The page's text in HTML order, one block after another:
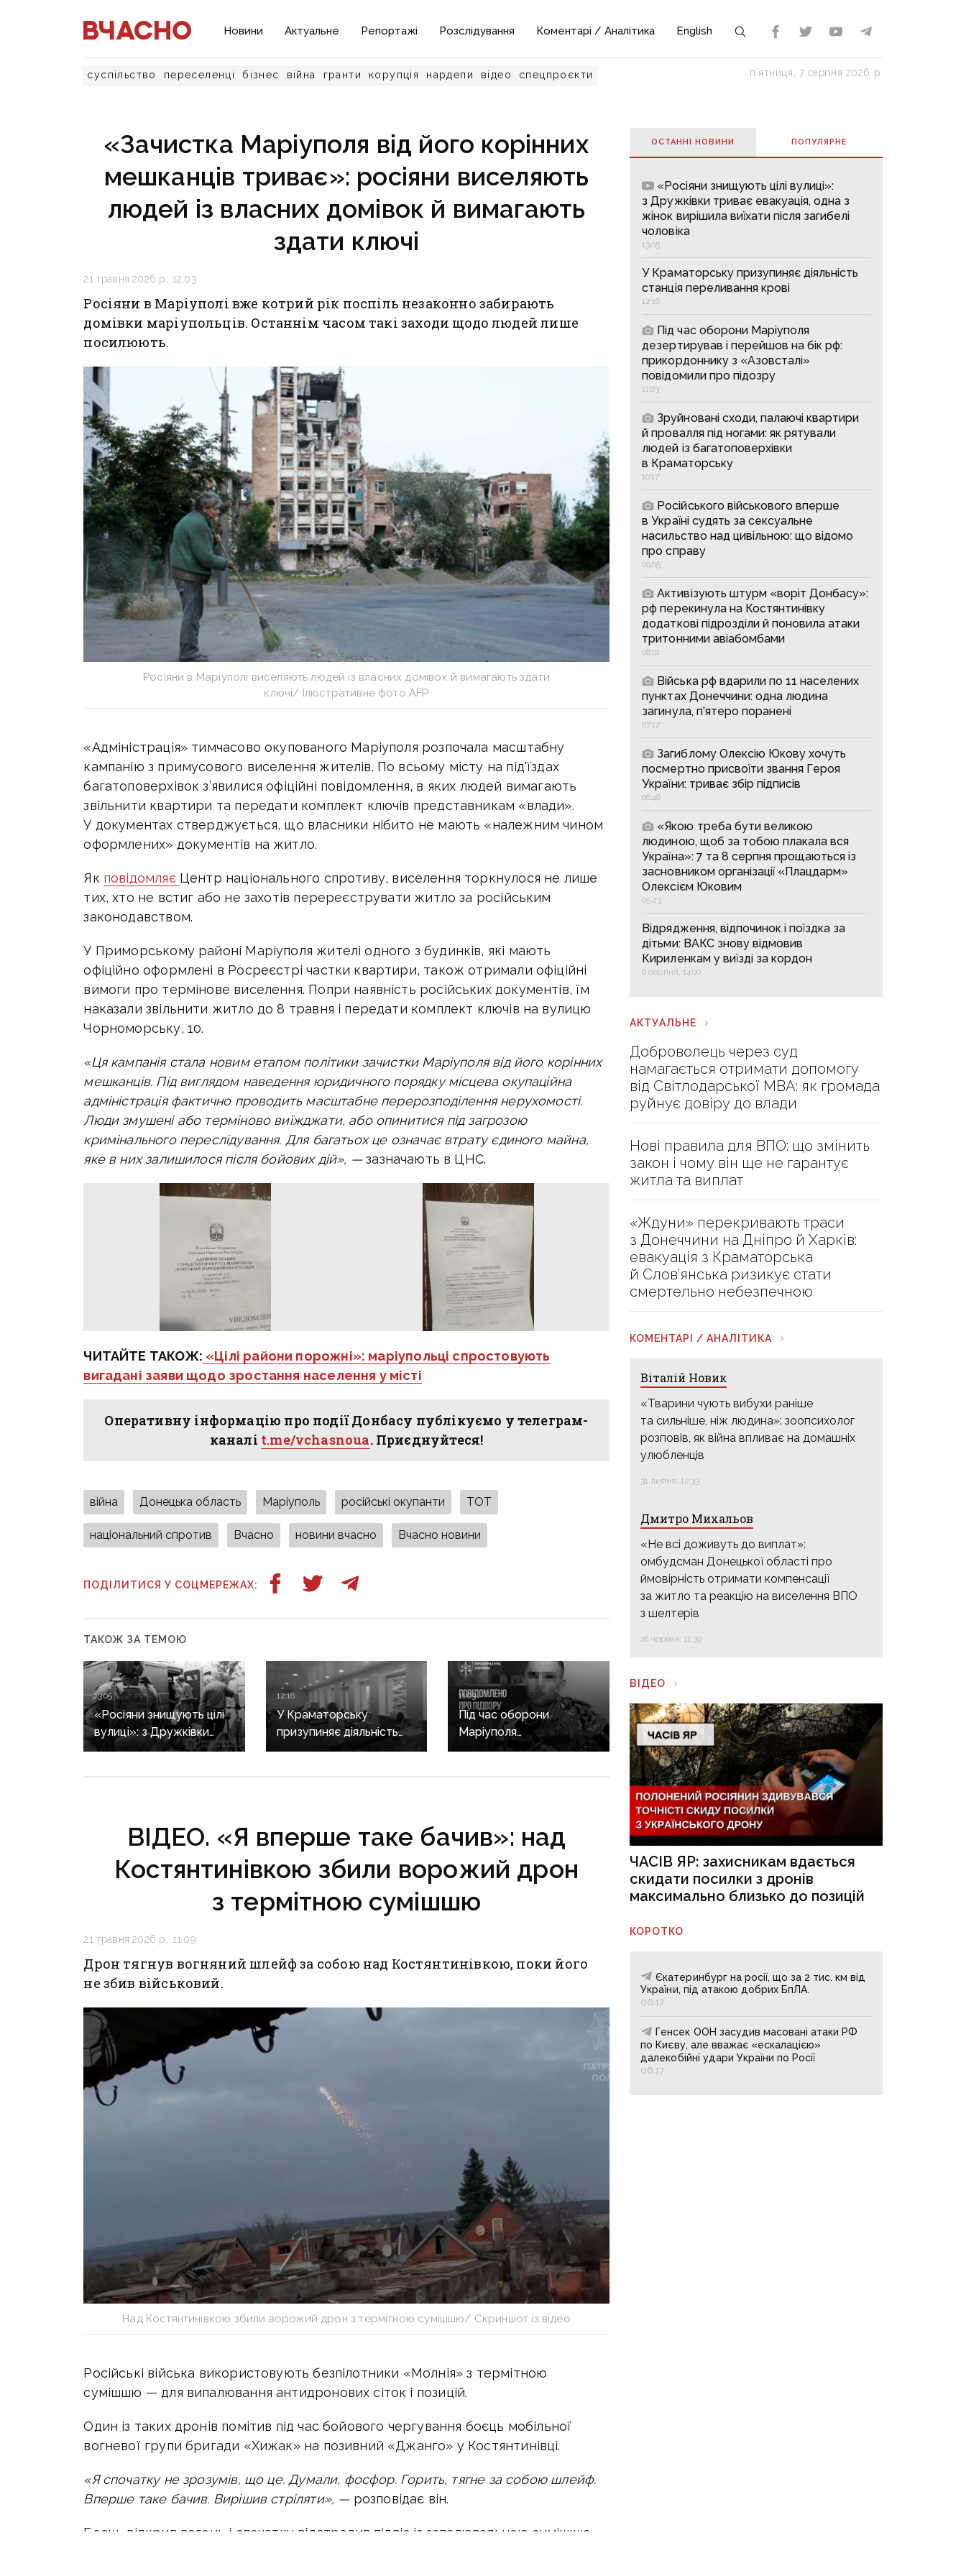
Новини Актуальне Репортажі Розслідування Коментарі / Аналітика English
суспільство переселенці бізнес війна гранти корупція нардепи відео спецпроєкти пʼятниця, 7 серпня 2026 р.
«Зачистка Маріуполя від його корінних
мешканців триває»: росіяни виселяють
людей із власних домівок й вимагають
здати ключі
21 травня 2026 р., 12:03
Росіяни в Маріуполі вже котрий рік поспіль незаконно забирають
домівки маріупольців. Останнім часом такі заходи щодо людей лише
посилюють.
Росіяни в Маріуполі виселяють людей із власних домівок й вимагають здати
ключі/ Ілюстративне фото AFP
«Адміністрація» тимчасово окупованого Маріуполя розпочала масштабну
кампанію з примусового виселення жителів. По всьому місту на під'їздах
багатоповерхівок з’явилися офіційні повідомлення, в яких людей вимагають
звільнити квартири та передати комплект ключів представникам «влади».
У документах стверджується, що власники нібито не мають «належним чином
оформлених» документів на житло.
Як повідомляє Центр національного спротиву, виселення торкнулося не лише
тих, хто не встиг або не захотів перереєструвати житло за російським
законодавством.
У Приморському районі Маріуполя жителі одного з будинків, які мають
офіційно оформлені в Росреєстрі частки квартири, також отримали офіційні
вимоги про термінове виселення. Попри наявність російських документів, їм
наказали звільнити житло до 8 травня і передати комплект ключів на вулицю
Чорноморську, 10.
«Ця кампанія стала новим етапом політики зачистки Маріуполя від його корінних
мешканців. Під виглядом наведення юридичного порядку місцева окупаційна
адміністрація фактично проводить масштабне перерозподілення нерухомості.
Люди змушені або терміново виїжджати, або опинитися під загрозою
кримінального переслідування. Для багатьох це означає втрату єдиного майна,
яке в них залишилося після бойових дій», —зазначають в ЦНС.
ЧИТАЙТЕ ТАКОЖ: «Цілі райони порожні»: маріупольці спростовують
вигадані заяви щодо зростання населення у місті
Оперативну інформацію про події Донбасу публікуємо у телеграм-
каналі t.me/vchasnoua. Приєднуйтеся!
війна Донецька область Маріуполь російські окупанти ТОТ
національний спротив Вчасно новини вчасно Вчасно новини
ПОДІЛИТИСЯ У СОЦМЕРЕЖАХ:
ТАКОЖ ЗА ТЕМОЮ
13:05
«Росіяни знищують цілі
вулиці»: з Дружківки
триває евакуація, одна з
12:16
У Краматорську
призупиняє діяльність
станція переливання
11:03
Під час оборони
Маріуполя
дезертирував і
ВІДЕО. «Я вперше таке бачив»: над
Костянтинівкою збили ворожий дрон
з термітною сумішшю
21 травня 2026 р., 11:09
Дрон тягнув вогняний шлейф за собою над Костянтинівкою, поки його
не збив військовий.
Над Костянтинівкою збили ворожий дрон з термітною сумішшю/ Скриншот із відео
Російські війська використовують безпілотники «Молнія» з термітною
сумішшю — для випалювання антидронових сіток і позицій.
Один із таких дронів помітив під час бойового чергування боєць мобільної
вогневої групи бригади «Хижак» на позивний «Джанго» у Костянтинівці.
«Я спочатку не зрозумів, що це. Думали, фосфор. Горить, тягне за собою шлейф.
Вперше таке бачив. Вирішив стріляти», —розповідає він.
Боєць відкрив вогонь і спочатку відстрелив підвіс із запалювальною сумішшю,
ОСТАННІ НОВИНИ ПОПУЛЯРНE
«Росіяни знищують цілі вулиці»:
з Дружківки триває евакуація, одна з
жінок вирішила виїхати після загибелі
чоловіка
13:05
У Краматорську призупиняє діяльність
станція переливання крові
12:16
Під час оборони Маріуполя
дезертирував і перейшов на бік рф:
прикордоннику з «Азовсталі»
повідомили про підозру
11:03
Зруйновані сходи, палаючі квартири
й провалля під ногами: як рятували
людей із багатоповерхівки
в Краматорську
10:17
Російського військового вперше
в Україні судять за сексуальне
насильство над цивільною: що відомо
про справу
09:05
Активізують штурм «воріт Донбасу»:
рф перекинула на Костянтинівку
додаткові підрозділи й поновила атаки
тритонними авіабомбами
08:01
Війська рф вдарили по 11 населених
пунктах Донеччини: одна людина
загинула, п’ятеро поранені
07:12
Загиблому Олексію Юкову хочуть
посмертно присвоїти звання Героя
України: триває збір підписів
06:48
«Якою треба бути великою
людиною, щоб за тобою плакала вся
Україна»: 7 та 8 серпня прощаються із
засновником організації «Плацдарм»
Олексієм Юковим
05:23
Відрядження, відпочинок і поїздка за
дітьми: ВАКС знову відмовив
Кириленкам у виїзді за кордон
6 серпня, 14:00
АКТУАЛЬНЕ
Доброволець через суд
намагається отримати допомогу
від Світлодарської МВА: як громада
руйнує довіру до влади
Нові правила для ВПО: що змінить
закон і чому він ще не гарантує
житла та виплат
«Ждуни» перекривають траси
з Донеччини на Дніпро й Харків:
евакуація з Краматорська
й Слов’янська ризикує стати
смертельно небезпечною
КОМЕНТАРІ / АНАЛІТИКА
Віталій Новик
«Тварини чують вибухи раніше
та сильніше, ніж людина»: зоопсихолог
розповів, як війна впливає на домашніх
улюбленців
31 липня, 12:33
Дмитро Михальов
«Не всі доживуть до виплат»:
омбудсман Донецької області про
ймовірність отримати компенсації
за житло та реакцію на виселення ВПО
з шелтерів
16 червня, 11:39
ВІДЕО
ЧАСІВ ЯР: захисникам вдається
скидати посилки з дронів
максимально близько до позицій
КОРОТКО
Єкатеринбург на росії, що за 2 тис. км від
України, під атакою добрих БпЛА.
06:17
Генсек ООН засудив масовані атаки РФ
по Києву, але вважає «ескалацією»
далекобійні удари України по Росії
06:17